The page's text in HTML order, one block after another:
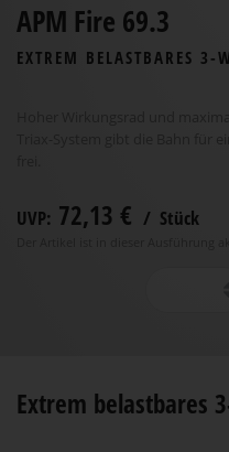
APM Fire 69.3
EXTREM BELASTBARES 3-
UVP: 72,13 € / Stück
Extrem belastbares